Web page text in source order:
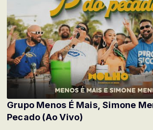
Grupo Menos É Mais, Simone
Pecado (Ao Vivo)